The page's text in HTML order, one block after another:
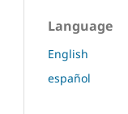
Language
English
español